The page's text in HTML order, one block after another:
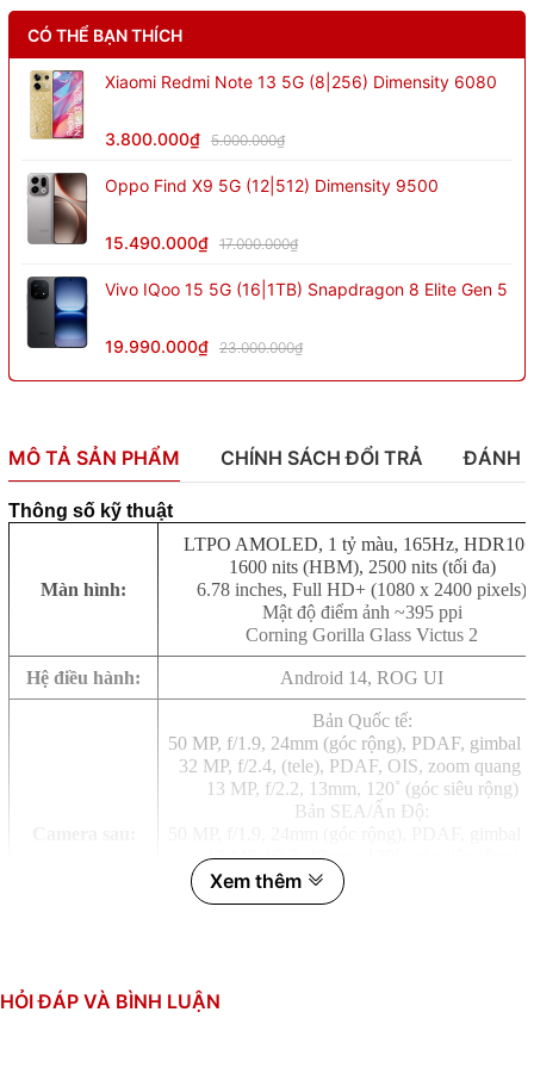
CÓ THỂ BẠN THÍCH
Xiaomi Redmi Note 13 5G (8|256) Dimensity 6080
3.800.000₫ 5.000.000₫
Oppo Find X9 5G (12|512) Dimensity 9500
15.490.000₫ 17.000.000₫
Vivo IQoo 15 5G (16|1TB) Snapdragon 8 Elite Gen 5
19.990.000₫ 23.000.000₫
MÔ TẢ SẢN PHẨM CHÍNH SÁCH ĐỔI TRẢ ĐÁNH
Thông số kỹ thuật
Màn hình:
LTPO AMOLED, 1 tỷ màu, 165Hz,
1600 nits (HBM), 2500 nits (tối đa)
6.78 inches, Full HD+ (1080 x 2400 pixels)
Mật độ điểm ảnh ~395 ppi
Corning Gorilla Glass Victus 2
Hệ điều hành: Android 14, ROG UI
Bản Quốc tế:
50 MP, f/1.9, 24mm (góc rộng), PDAF, gimbal
32 MP, f/2.4, (tele), PDAF, OIS, zoom quang
13 MP, f/2.2, 13mm, 120˚ (góc siêu rộng)
Bản SEA/Ấn Độ:
13 MP, f/2.2, 13mm, 120˚ (góc siêu rộng)
5 MP, f/2.4 (macro)
Quay phim: 8K@24fps, 4K@30/60fps,
Camera trước:
Xem thêm
HỎI ĐÁP VÀ BÌNH LUẬN